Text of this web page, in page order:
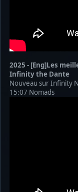
2025 - [Eng]Les
Infinity the Dante
Nouveau sur Infinity
15:07 Nomads